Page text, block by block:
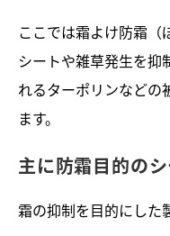
ここでは霜よけ防霜（
シートや雑草発生を抑
れるターポリンなどの
ます。
主に防霜目的の
霜の抑制を目的にした